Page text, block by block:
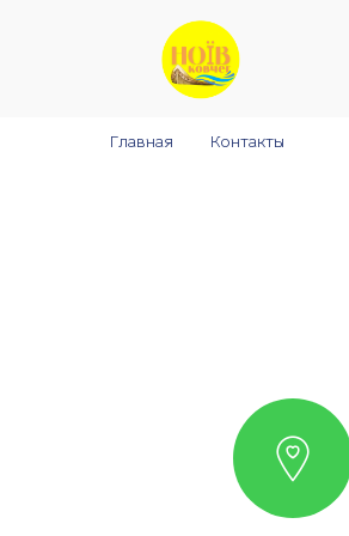
Главная Контакты